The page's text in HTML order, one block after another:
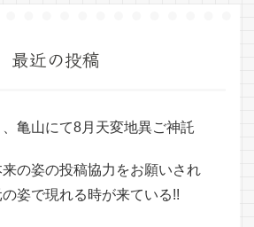
最近の投稿
亀山にて8月天変地異ご神託
の姿の投稿協力をお願いされ
姿で現れる時が来ている!!